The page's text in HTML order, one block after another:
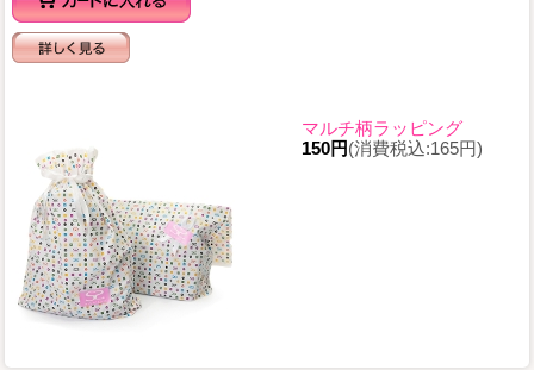
マルチ柄ラッピング
150円(消費税込:165円)